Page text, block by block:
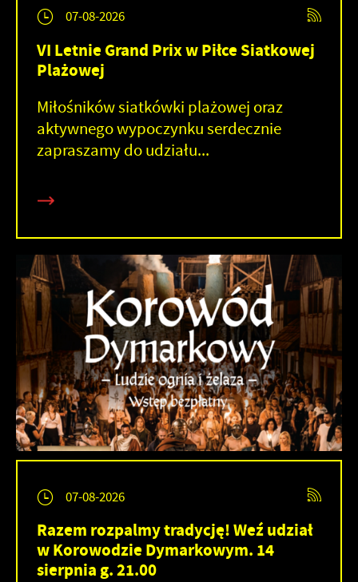
07-08-2026
VI Letnie Grand Prix w Piłce Siatkowej
Plażowej
Miłośników siatkówki plażowej oraz
aktywnego wypoczynku serdecznie
zapraszamy do udziału...
07-08-2026
Razem rozpalmy tradycję! Weź udział
w Korowodzie Dymarkowym. 14
sierpnia g. 21.00